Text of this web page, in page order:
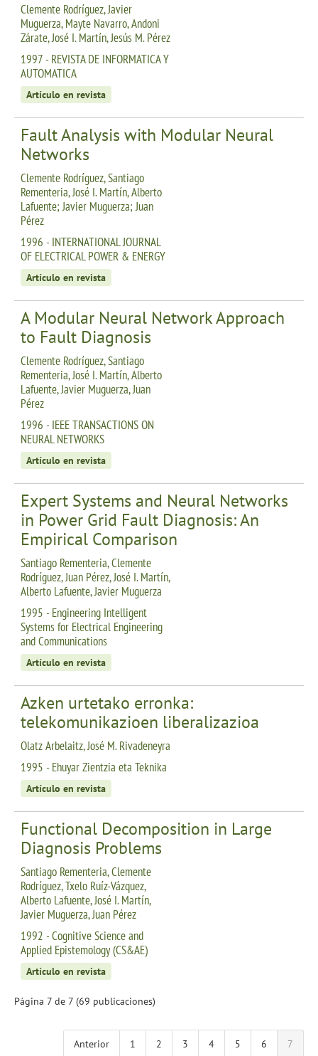
Clemente Rodríguez, Javier
Muguerza, Mayte Navarro, Andoni
Zárate, José I. Martín, Jesús M. Pérez
1997 - REVISTA DE INFORMATICA Y
AUTOMATICA
Artículo en revista
Fault Analysis with Modular Neural
Networks
Clemente Rodríguez, Santiago
Rementeria, José I. Martín, Alberto
Lafuente; Javier Muguerza; Juan
Pérez
1996 - INTERNATIONAL JOURNAL
OF ELECTRICAL POWER & ENERGY
Artículo en revista
A Modular Neural Network Approach
to Fault Diagnosis
Clemente Rodríguez, Santiago
Rementeria, José I. Martín, Alberto
Lafuente, Javier Muguerza, Juan
Pérez
1996 - IEEE TRANSACTIONS ON
NEURAL NETWORKS
Artículo en revista
Expert Systems and Neural Networks
in Power Grid Fault Diagnosis: An
Empirical Comparison
Santiago Rementeria, Clemente
Rodríguez, Juan Pérez, José I. Martín,
Alberto Lafuente, Javier Muguerza
1995 - Engineering Intelligent
Systems for Electrical Engineering
and Communications
Artículo en revista
Azken urtetako erronka:
telekomunikazioen liberalizazioa
Olatz Arbelaitz, José M. Rivadeneyra
1995 - Ehuyar Zientzia eta Teknika
Artículo en revista
Functional Decomposition in Large
Diagnosis Problems
Santiago Rementeria, Clemente
Rodríguez, Txelo Ruíz-Vázquez,
Alberto Lafuente, José I. Martín,
Javier Muguerza, Juan Pérez
1992 - Cognitive Science and
Applied Epistemology (CS&AE)
Artículo en revista
Página 7 de 7 (69 publicaciones)
Anterior 1 2 3 4 5 6 7